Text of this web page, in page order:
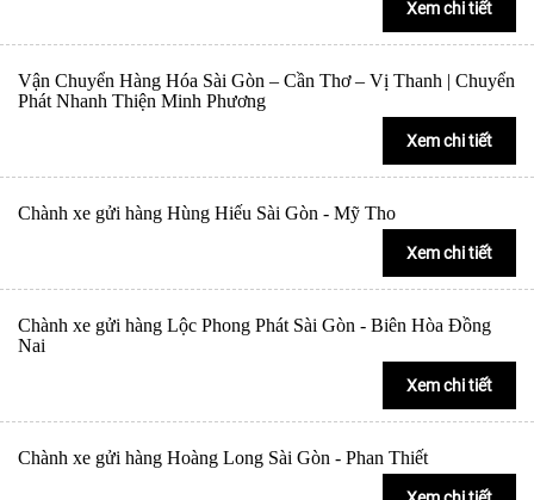
Xem chi tiết
Vận Chuyển Hàng Hóa Sài Gòn – Cần Thơ – Vị Thanh | Chuyển
Phát Nhanh Thiện Minh Phương
Xem chi tiết
Chành xe gửi hàng Hùng Hiếu Sài Gòn - Mỹ Tho
Xem chi tiết
Chành xe gửi hàng Lộc Phong Phát Sài Gòn - Biên Hòa Đồng
Nai
Xem chi tiết
Chành xe gửi hàng Hoàng Long Sài Gòn - Phan Thiết